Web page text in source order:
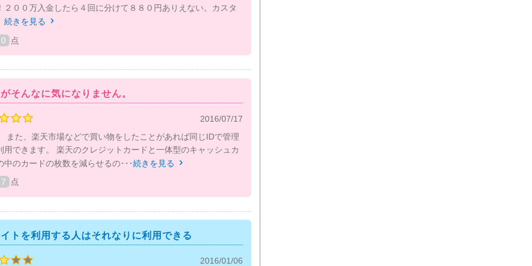
２００万入金したら４回に分けて８８０円ありえない。カスタ
続きを見る 
0 点
そんなに気になりません。
2016/07/17
また、楽天市場などで買い物をしたことがあれば同じIDで管理
用できます。 楽天のクレジットカードと一体型のキャッシュカ
中のカードの枚数を減らせるの･･･続きを見る 
7 点
トを利用する人はそれなりに利用できる
2016/01/06